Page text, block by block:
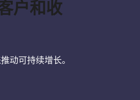
户和收
动可持续增长。